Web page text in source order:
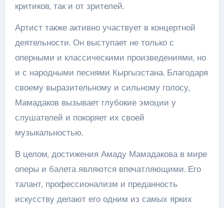
критиков, так и от зрителей.
Артист также активно участвует в концертной
деятельности. Он выступает не только с
оперными и классическими произведениями, но
и с народными песнями Кыргызстана. Благодаря
своему выразительному и сильному голосу,
Мамадаков вызывает глубокие эмоции у
слушателей и покоряет их своей
музыкальностью.
В целом, достижения Амаду Мамадакова в мире
оперы и балета являются впечатляющими. Его
талант, профессионализм и преданность
искусству делают его одним из самых ярких